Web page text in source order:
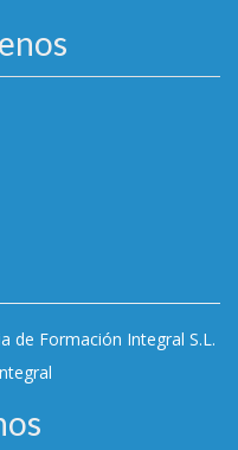
de Formación Integral S.L.